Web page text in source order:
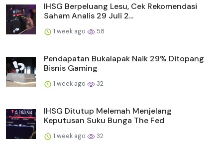
IHSG Berpeluang Lesu, Cek Rekomendasi
Saham Analis 29 Juli 2...
1 week ago 58
Pendapatan Bukalapak Naik 29% Ditopang
Bisnis Gaming
1 week ago 32
IHSG Ditutup Melemah Menjelang
Keputusan Suku Bunga The Fed
1 week ago 32